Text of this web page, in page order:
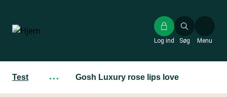
hovedindhold
Søg
Log ind Menu
Test ··· Gosh Luxury rose lips love